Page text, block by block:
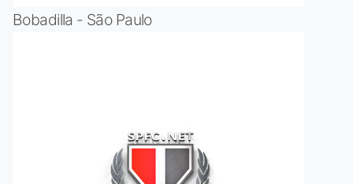
Bobadilla - São Paulo